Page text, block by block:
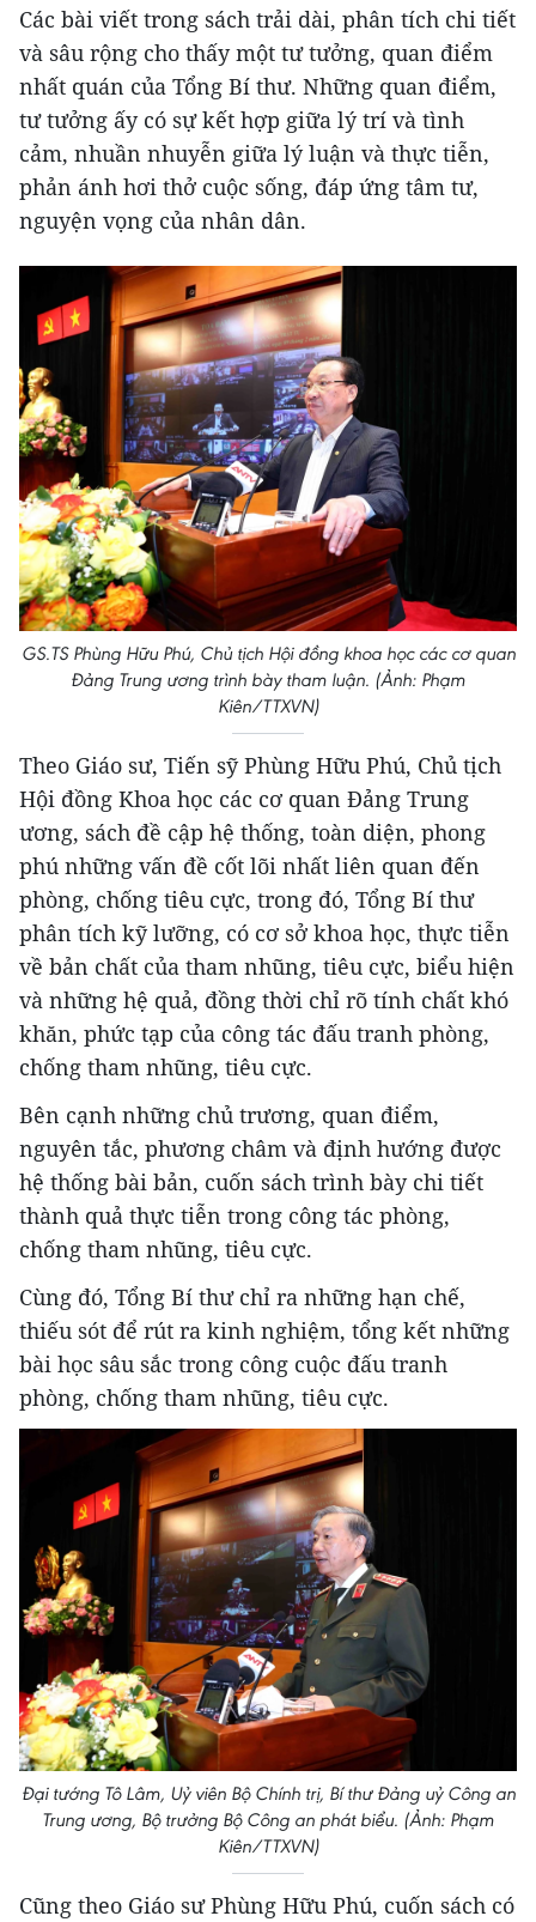
Các bài viết trong sách trải dài, phân tích chi tiết
và sâu rộng cho thấy một tư tưởng, quan điểm
nhất quán của Tổng Bí thư. Những quan điểm,
tư tưởng ấy có sự kết hợp giữa lý trí và tình
cảm, nhuần nhuyễn giữa lý luận và thực tiễn,
phản ánh hơi thở cuộc sống, đáp ứng tâm tư,
nguyện vọng của nhân dân.
GS.TS Phùng Hữu Phú, Chủ tịch Hội đồng khoa học các cơ quan
Đảng Trung ương trình bày tham luận. (Ảnh: Phạm
Kiên/TTXVN)
Theo Giáo sư, Tiến sỹ Phùng Hữu Phú, Chủ tịch
Hội đồng Khoa học các cơ quan Đảng Trung
ương, sách đề cập hệ thống, toàn diện, phong
phú những vấn đề cốt lõi nhất liên quan đến
phòng, chống tiêu cực, trong đó, Tổng Bí thư
phân tích kỹ lưỡng, có cơ sở khoa học, thực tiễn
về bản chất của tham nhũng, tiêu cực, biểu hiện
và những hệ quả, đồng thời chỉ rõ tính chất khó
khăn, phức tạp của công tác đấu tranh phòng,
chống tham nhũng, tiêu cực.
Bên cạnh những chủ trương, quan điểm,
nguyên tắc, phương châm và định hướng được
hệ thống bài bản, cuốn sách trình bày chi tiết
thành quả thực tiễn trong công tác phòng,
chống tham nhũng, tiêu cực.
Cùng đó, Tổng Bí thư chỉ ra những hạn chế,
thiếu sót để rút ra kinh nghiệm, tổng kết những
bài học sâu sắc trong công cuộc đấu tranh
phòng, chống tham nhũng, tiêu cực.
Đại tướng Tô Lâm, Uỷ viên Bộ Chính trị, Bí thư Đảng uỷ Công an
Trung ương, Bộ trưởng Bộ Công an phát biểu. (Ảnh: Phạm
Kiên/TTXVN)
Cũng theo Giáo sư Phùng Hữu Phú, cuốn sách có